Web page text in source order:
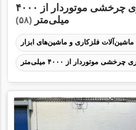
دست دوم ماشین‌های خمکاری چرخشی موتوردار از ۴۰۰۰
میلی‌متر (۵۸)